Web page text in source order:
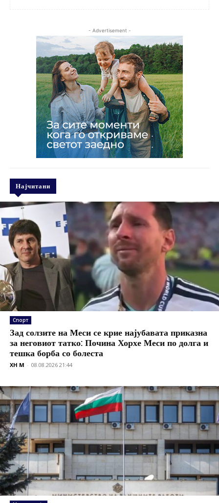
- Advertisement -
Најчитани
Спорт
Зад солзите на Меси се крие најубавата приказна
за неговиот татко: Почина Хорхе Меси по долга и
тешка борба со болеста
XH M - 08.08.2026 21:44